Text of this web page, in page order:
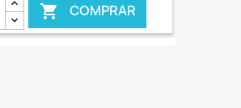
 COMPRAR